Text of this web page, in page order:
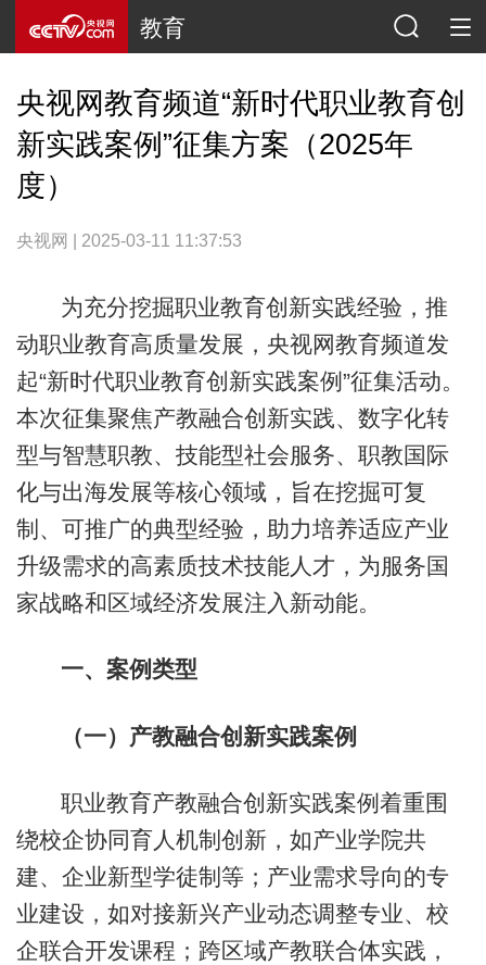
教育
央视网教育频道“新时代职业教育创
新实践案例”征集方案（2025年
度）
央视网 | 2025-03-11 11:37:53
为充分挖掘职业教育创新实践经验，推
动职业教育高质量发展，央视网教育频道发
起“新时代职业教育创新实践案例”征集活动。
本次征集聚焦产教融合创新实践、数字化转
型与智慧职教、技能型社会服务、职教国际
化与出海发展等核心领域，旨在挖掘可复
制、可推广的典型经验，助力培养适应产业
升级需求的高素质技术技能人才，为服务国
家战略和区域经济发展注入新动能。
一、案例类型
（一）产教融合创新实践案例
职业教育产教融合创新实践案例着重围
绕校企协同育人机制创新，如产业学院共
建、企业新型学徒制等；产业需求导向的专
业建设，如对接新兴产业动态调整专业、校
企联合开发课程；跨区域产教联合体实践，